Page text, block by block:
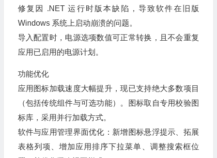
修复因 .NET 运行时版本缺陷，导致软件在旧版
Windows 系统上启动崩溃的问题。
导入配置时，电源选项数值可正常转换，且不会重复
应用已启用的电源计划。
功能优化
应用图标加载速度大幅提升，现已支持绝大多数项目
（包括传统组件与可选功能）。图标取自专用校验图
标库，采用并行加载方式。
软件与应用管理界面优化：新增图标悬浮提示、拓展
表格列项、增加应用排序下拉菜单、调整搜索框位